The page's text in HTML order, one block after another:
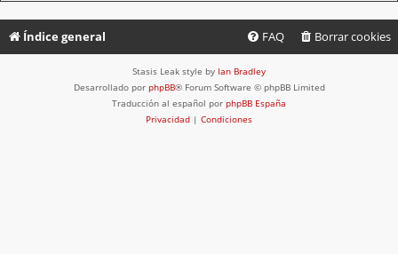
Índice general Borrar cookies
FAQ
Stasis Leak style by Ian Bradley
Desarrollado por phpBB® Forum Software © phpBB Limited
Traducción al español por phpBB España
Privacidad | Condiciones